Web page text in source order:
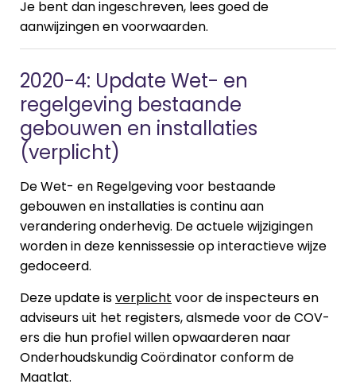
Je bent dan ingeschreven, lees goed de
aanwijzingen en voorwaarden.
2020-4: Update Wet- en
regelgeving bestaande
gebouwen en installaties
(verplicht)
De Wet- en Regelgeving voor bestaande
gebouwen en installaties is continu aan
verandering onderhevig. De actuele wijzigingen
worden in deze kennissessie op interactieve wijze
gedoceerd.
Deze update isverplicht voor de inspecteurs en
adviseurs uit het registers, alsmede voor de COV-
ers die hun profiel willen opwaarderen naar
Onderhoudskundig Coördinator conform de
Maatlat.